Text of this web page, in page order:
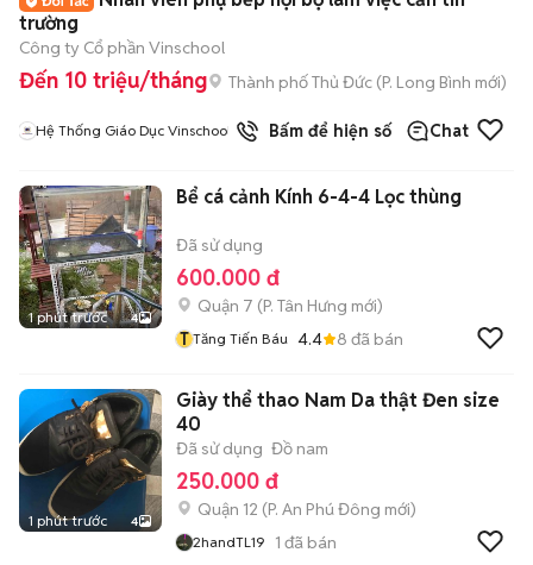
trường
Công ty Cổ phần Vinschool
Đến 10 triệu/tháng Thành phố Thủ Đức (P. Long Bình mới)
Hệ Thống Giáo Dục Vinschool Bấm để hiện số Chat
1 phút trước 4
Bể cá cảnh Kính 6-4-4 Lọc thùng
Đã sử dụng
600.000 đ
Quận 7 (P. Tân Hưng mới)
T Tăng Tiến Báu 4.4 8 đã bán
1 phút trước 4
Giày thể thao Nam Da thật Đen size
40
Đã sử dụng Đồ nam
250.000 đ
Quận 12 (P. An Phú Đông mới)
2handTL19 1 đã bán